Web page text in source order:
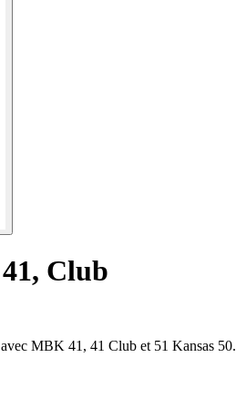
Club
MBK 41, 41 Club et 51 Kansas 50.